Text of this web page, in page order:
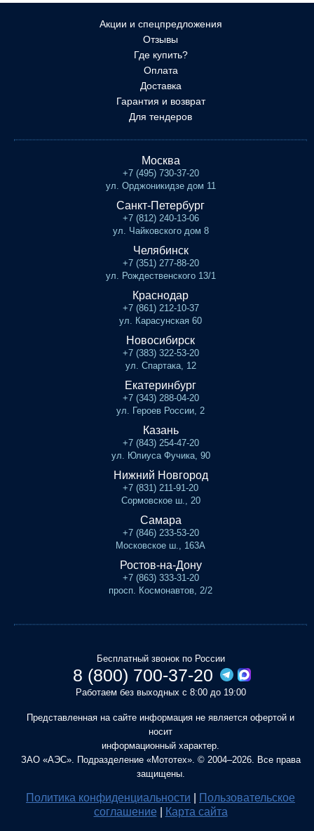
Акции и спецпредложения
Отзывы
Где купить?
Оплата
Доставка
Гарантия и возврат
Для тендеров
Москва
+7 (495) 730-37-20
ул. Орджоникидзе дом 11
Санкт-Петербург
+7 (812) 240-13-06
ул. Чайковского дом 8
Челябинск
+7 (351) 277-88-20
ул. Рождественского 13/1
Краснодар
+7 (861) 212-10-37
ул. Карасунская 60
Новосибирск
+7 (383) 322-53-20
ул. Спартака, 12
Екатеринбург
+7 (343) 288-04-20
ул. Героев России, 2
Казань
+7 (843) 254-47-20
ул. Юлиуса Фучика, 90
Нижний Новгород
+7 (831) 211-91-20
Сормовское ш., 20
Самара
+7 (846) 233-53-20
Московское ш., 163А
Ростов-на-Дону
+7 (863) 333-31-20
просп. Космонавтов, 2/2
Бесплатный звонок по России
8 (800) 700-37-20
Работаем без выходных с 8:00 до 19:00
Представленная на сайте информация не является офертой и
носит
информационный характер.
ЗАО «АЭС». Подразделение «Мототех». © 2004–2026. Все права
защищены.
Политика конфиденциальности
Пользовательское
соглашение
Карта сайта